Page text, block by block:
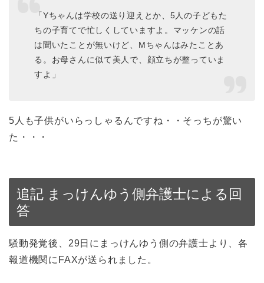
「Yちゃんは学校の送り迎えとか、5人の子どもた
ちの子育てで忙しくしていますよ。マッケンの話
は聞いたことが無いけど、Mちゃんはみたことあ
る。お母さんに似て美人で、顔立ちが整っていま
すよ」
5人も子供がいらっしゃるんですね・・そっちが驚い
た・・・
追記 まっけんゆう側弁護士による回
答
騒動発覚後、29日にまっけんゆう側の弁護士より、各
報道機関にFAXが送られました。